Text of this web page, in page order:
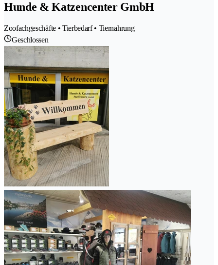
Hunde & Katzencenter GmbH
Zoofachgeschäfte • Tierbedarf • Tiernahrung
Geschlossen